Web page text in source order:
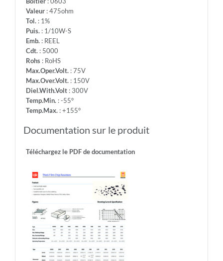
Valeur: 475ohm
Tol.: 1%
Puis.: 1/10W-S
Emb.: REEL
Cdt.: 5000
Rohs: RoHS
Max.Oper.Volt.: 75V
Max.Over.Volt.: 150V
Diel.With.Volt: 300V
Temp.Min.: -55°
Temp.Max.: +155°
Documentation sur le produit
Téléchargez le PDF de documentation